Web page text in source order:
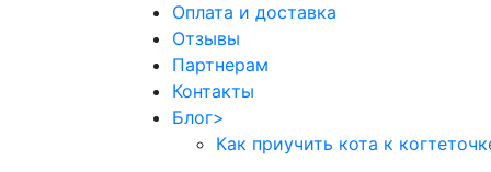
Оплата и доставка
Отзывы
Партнерам
Контакты
Блог>
Как приучить кота к